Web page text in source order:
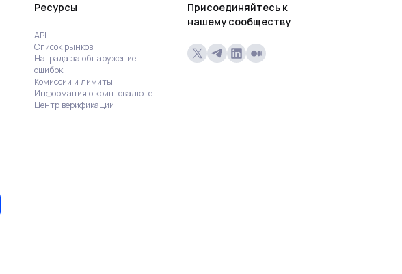
Ресурсы
API
Список рынков
Награда за обнаружение
ошибок
Комиссии и лимиты
Информация о криптовалюте
Центр верификации
Присоединяйтесь к
нашему сообществу